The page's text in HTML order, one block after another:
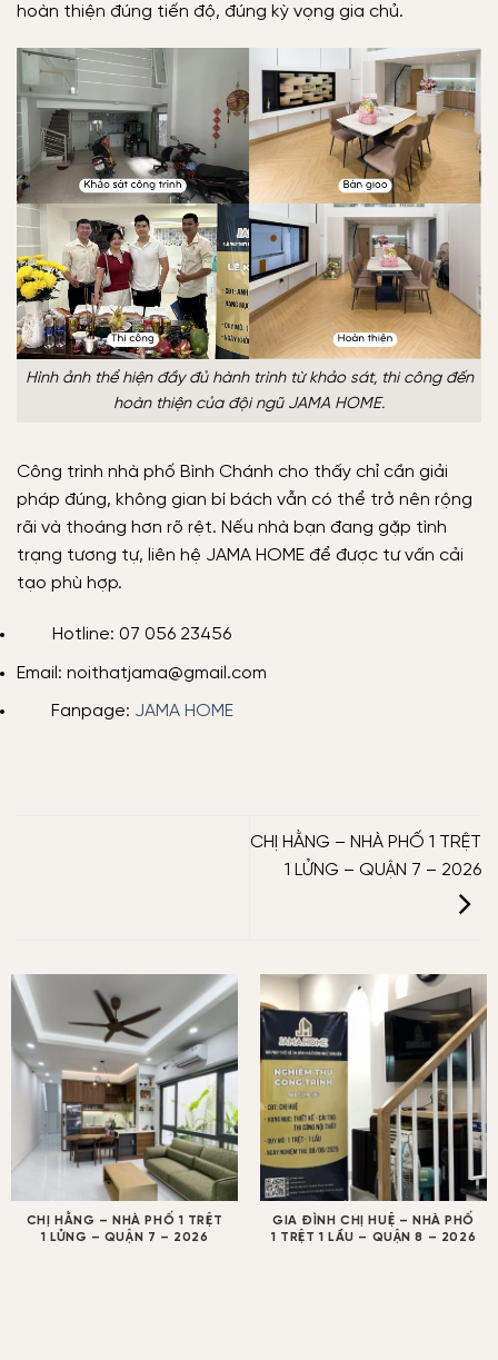
hoàn thiện đúng tiến độ, đúng kỳ vọng gia chủ.
Hình ảnh thể hiện đầy đủ hành trình từ khảo sát, thi công đến
hoàn thiện của đội ngũ JAMA HOME.
Công trình nhà phố Bình Chánh cho thấy chỉ cần giải
pháp đúng, không gian bí bách vẫn có thể trở nên rộng
rãi và thoáng hơn rõ rệt. Nếu nhà bạn đang gặp tình
trạng tương tự, liên hệ JAMA HOME để được tư vấn cải
tạo phù hợp.
Hotline: 07 056 23456
Email: noithatjama@gmail.com
Fanpage: JAMA HOME
CHỊ HẰNG – NHÀ PHỐ 1 TRỆT
1 LỬNG – QUẬN 7 – 2026
CHỊ HẰNG – NHÀ PHỐ 1 TRỆT
1 LỬNG – QUẬN 7 – 2026
GIA ĐÌNH CHỊ HUỆ – NHÀ PHỐ
1 TRỆT 1 LẦU – QUẬN 8 – 2026